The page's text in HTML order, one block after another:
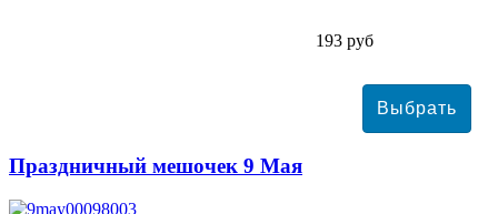
193 руб
Праздничный мешочек 9 Мая